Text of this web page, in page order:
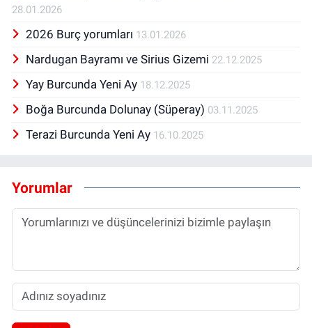
28.01.2026
2026 Burç yorumları 13.01.2026
Nardugan Bayramı ve Sirius Gizemi 22.12.2025
Yay Burcunda Yeni Ay 18.12.2025
Boğa Burcunda Dolunay (Süperay) 03.11.2025
Terazi Burcunda Yeni Ay 16.10.2025
Yorumlar